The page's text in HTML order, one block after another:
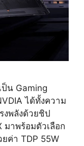
ป็น Gaming
ได้ทั้งความ
งพลังด้วยชิป
มาพร้อมตัวเลือก
ค่า TDP 55W